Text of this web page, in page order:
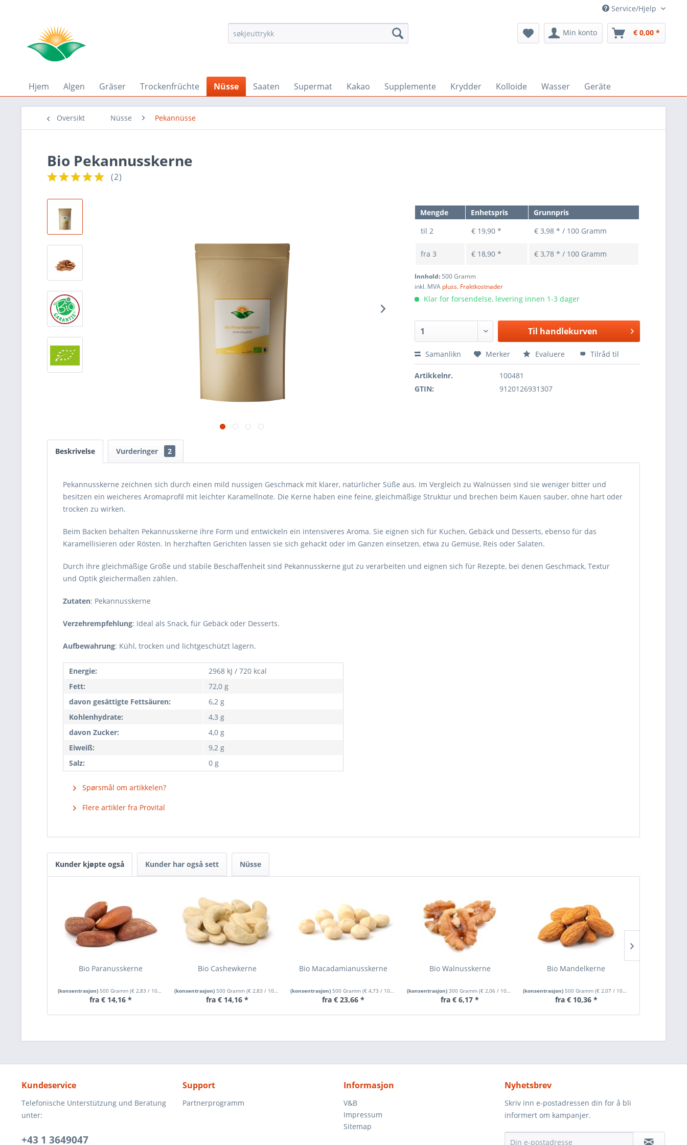
Service/Hjelp
Min konto € 0,00 *
Hjem Algen Gräser Trockenfrüchte Nüsse Saaten Supermat Kakao Supplemente Krydder Kolloide Wasser Geräte
Oversikt Nüsse Pekannüsse
Bio Pekannusskerne
(2)
Mengde Enhetspris
Grunnpris
til2 € 19,90 * € 3,98 * / 100 Gramm
fra3 € 18,90 * € 3,78 * / 100 Gramm
Innhold: 500 Gramm
inkl. MVA pluss. Fraktkostnader
Klar for forsendelse, levering innen 1-3 dager
Til handlekurven
Samanlikn Merker Evaluere Tilråd til
Artikkelnr.
100481
GTIN:
9120126931307
Beskrivelse Vurderinger 2
Pekannusskerne zeichnen sich durch einen mild nussigen Geschmack mit klarer, natürlicher Süße aus. Im Vergleich zu Walnüssen sind sie weniger bitter und
besitzen ein weicheres Aromaprofil mit leichter Karamellnote. Die Kerne haben eine feine, gleichmäßige Struktur und brechen beim Kauen sauber, ohne hart oder
trocken zu wirken.
Beim Backen behalten Pekannusskerne ihre Form und entwickeln ein intensiveres Aroma. Sie eignen sich für Kuchen, Gebäck und Desserts, ebenso für das
Karamellisieren oder Rösten. In herzhaften Gerichten lassen sie sich gehackt oder im Ganzen einsetzen, etwa zu Gemüse, Reis oder Salaten.
Durch ihre gleichmäßige Größe und stabile Beschaffenheit sind Pekannusskerne gut zu verarbeiten und eignen sich für Rezepte, bei denen Geschmack, Textur
und Optik gleichermaßen zählen.
Zutaten: Pekannusskerne
Verzehrempfehlung: Ideal als Snack, für Gebäck oder Desserts.
Aufbewahrung: Kühl, trocken und lichtgeschützt lagern.
Energie:
2968 kJ / 720 kcal
Fett:
72,0 g
davon gesättigte Fettsäuren:
6,2 g
Kohlenhydrate:
4,3 g
davon Zucker:
4,0 g
Eiweiß:
9,2 g
Salz:
0 g
Spørsmål om artikkelen?
Flere artikler fra Provital
Kunder kjøpte også Kunder har også sett Nüsse
Bio Paranusskerne
(konsentrasjon) 500 Gramm (€ 2,83 / 100 Gramm)
fra € 14,16 *
Bio Cashewkerne
(konsentrasjon) 500 Gramm (€ 2,83 / 100 Gramm)
fra € 14,16 *
Bio Macadamianusskerne
(konsentrasjon)500 Gramm(€ 4,73 / 100 Gramm)
fra € 23,66 *
Bio Walnusskerne
(konsentrasjon) 300 Gramm (€ 2,06/ 100 Gramm)
fra € 6,17 *
Bio Mandelkerne
(konsentrasjon)500 Gramm(€ 2,07 / 100 Gramm)
fra € 10,36 *
Kundeservice
Telefonische Unterstützung und Beratung
unter:
+43 1 3649047
Support
Partnerprogramm
Informasjon
V&B
Impressum
Sitemap
Nyhetsbrev
Skriv inn e-postadressen din for å bli
informert om kampanjer.